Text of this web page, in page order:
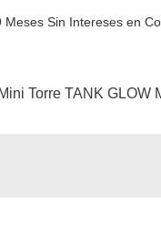
Meses Sin Intereses en
Torre TANK GLOW